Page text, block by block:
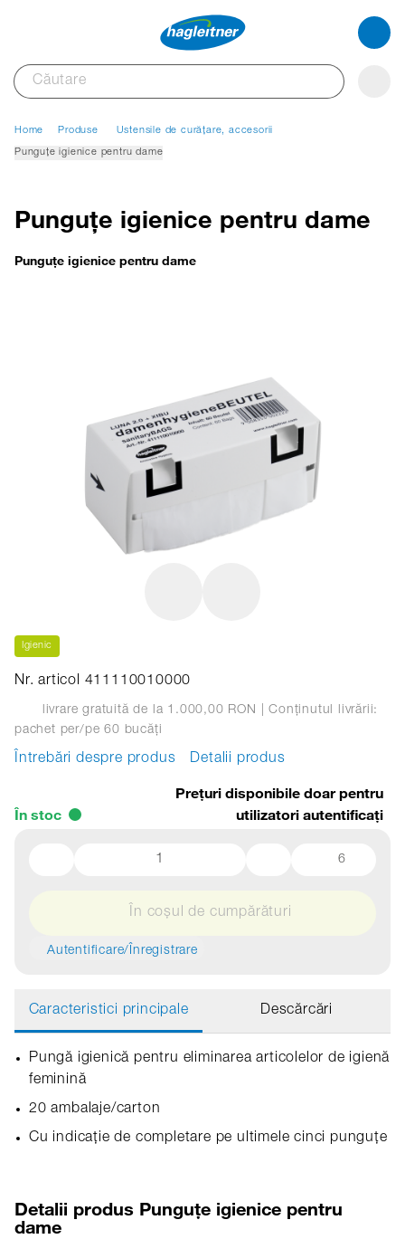
Home Produse Ustensile de curățare, accesorii
Punguțe igienice pentru dame
Punguțe igienice pentru dame
Punguțe igienice pentru dame
Igienic
Nr. articol 411110010000
livrare gratuită de la 1.000,00 RON
| Conținutul livrării:
pachet per/pe 60 bucăți
Întrebări despre produs Detalii produs
În stoc
Prețuri disponibile doar pentru
utilizatori autentificați
6
În coșul de cumpărături
Autentificare/Înregistrare
Caracteristici principale Descărcări
Pungă igienică pentru eliminarea articolelor de igienă
feminină
20 ambalaje/carton
Cu indicație de completare pe ultimele cinci punguțe
Detalii produs Punguțe igienice pentru
dame